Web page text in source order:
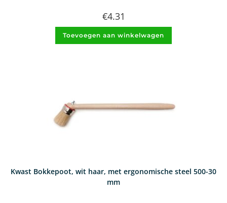
€4.31
Toevoegen aan winkelwagen
Kwast Bokkepoot, wit haar, met ergonomische steel 500-30
mm